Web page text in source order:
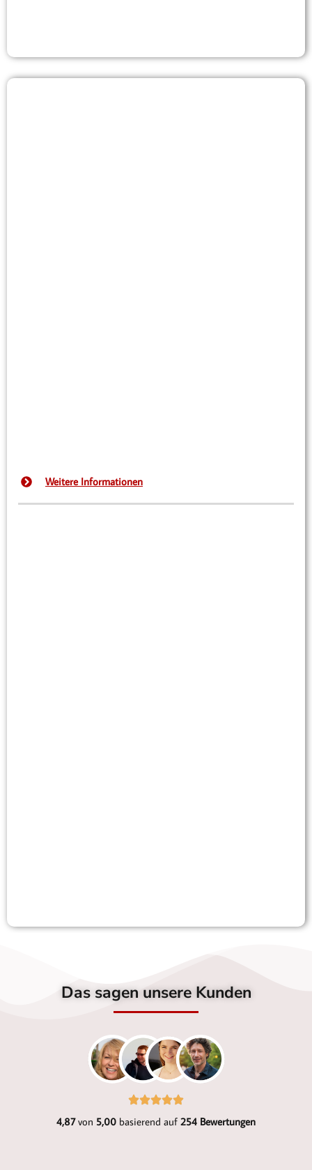
Weitere Informationen
Das sagen unsere Kunden
4,87von 5,00 basierend auf 254 Bewertungen